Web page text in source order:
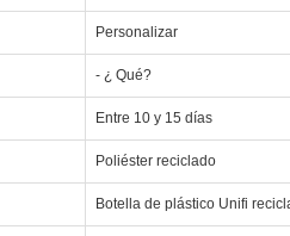
Personalizar
- ¿ Qué?
Entre 10 y 15 días
Poliéster reciclado
Botella de plástico Unifi